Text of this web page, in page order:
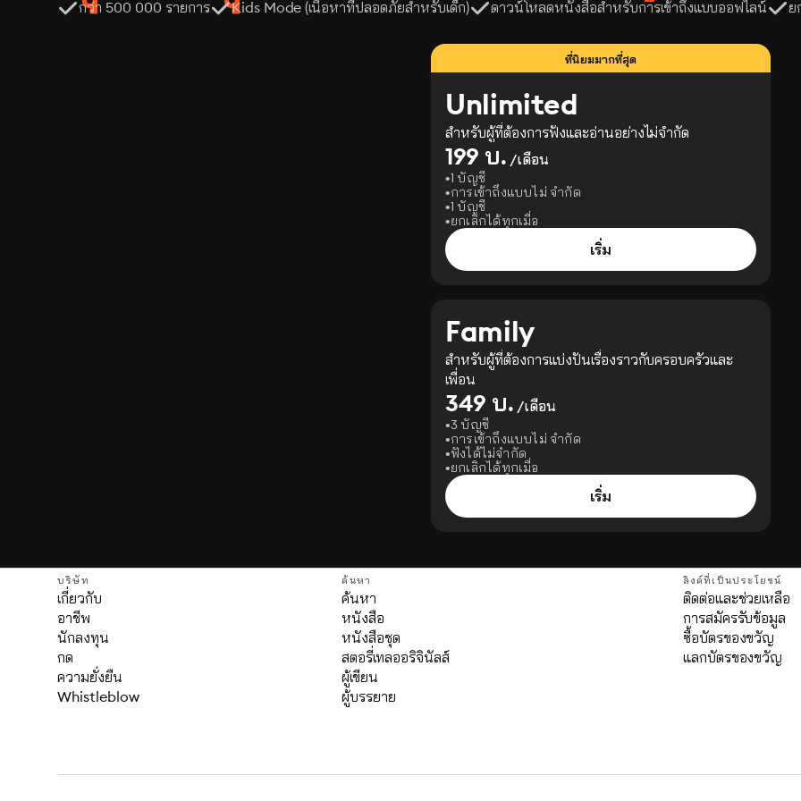
กว่า 500 000 รายการ Kids Mode (เนื้อหาที่ปลอดภัยสำหรับเด็ก) ดาวน์โหลดหนังสือสำหรับการเข้าถึงแบบออฟไลน์ ย
ที่นิยมมากที่สุด
Unlimited
สำหรับผู้ที่ต้องการฟังและอ่านอย่างไม่จำกัด
199 บ. /เดือน
1 บัญชี
การเข้าถึงแบบไม่ จำกัด
1 บัญชี
ยกเลิกได้ทุกเมื่อ
เริ่ม
Family
สำหรับผู้ที่ต้องการแบ่งปันเรื่องราวกับครอบครัวและ
เพื่อน
349 บ. /เดือน
3 บัญชี
การเข้าถึงแบบไม่ จำกัด
ฟังได้ไม่จำกัด
ยกเลิกได้ทุกเมื่อ
เริ่ม
บริษัท
เกี่ยวกับ
อาชีพ
นักลงทุน
กด
ความยั่งยืน
Whistleblow
ค้นหา
ค้นหา
หนังสือ
หนังสือชุด
สตอรี่เทลออริจินัลส์
ผู้เขียน
ผู้บรรยาย
ลิงค์ที่เป็นประโยชน์
ติดต่อและช่วยเหลือ
การสมัครรับข้อมูล
ซื้อบัตรของขวัญ
แลกบัตรของขวัญ